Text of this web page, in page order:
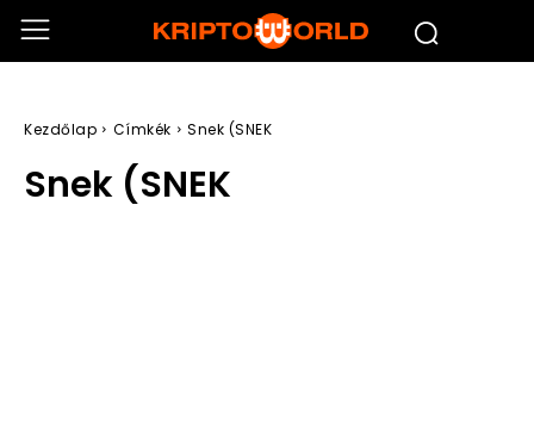
Kezdőlap Címkék Snek (SNEK
Snek (SNEK